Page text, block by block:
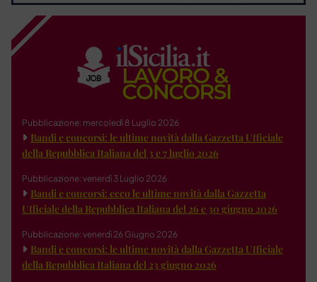
Pubblicazione: mercoledì 8 Luglio 2026
Bandi e concorsi: le ultime novità dalla Gazzetta Ufficiale
della Repubblica Italiana del 3 e 7 luglio 2026
Pubblicazione: venerdì 3 Luglio 2026
Bandi e concorsi: ecco le ultime novità dalla Gazzetta
Ufficiale della Repubblica Italiana del 26 e 30 giugno 2026
Pubblicazione: venerdì 26 Giugno 2026
Bandi e concorsi: le ultime novità dalla Gazzetta Ufficiale
della Repubblica Italiana del 23 giugno 2026